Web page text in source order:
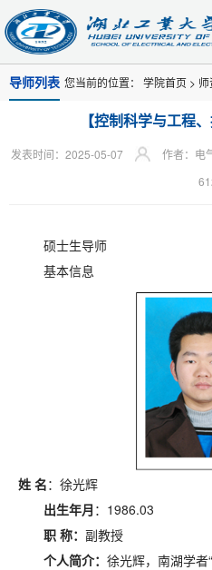
导师列表 您当前的位置： 学院首页 >
【控制科学与工程
发表时间：2025-05-07 作者：电
硕士生导师
基本信息
姓 名：徐光辉
出生年月 ：1986.03
职 称： 副教授
个人简介： 徐光辉，南湖学者